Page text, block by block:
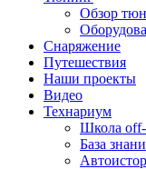
Обзор
Снаряжение
Путешествия
Наши проекты
Видео
Технариум
Школа off-
База